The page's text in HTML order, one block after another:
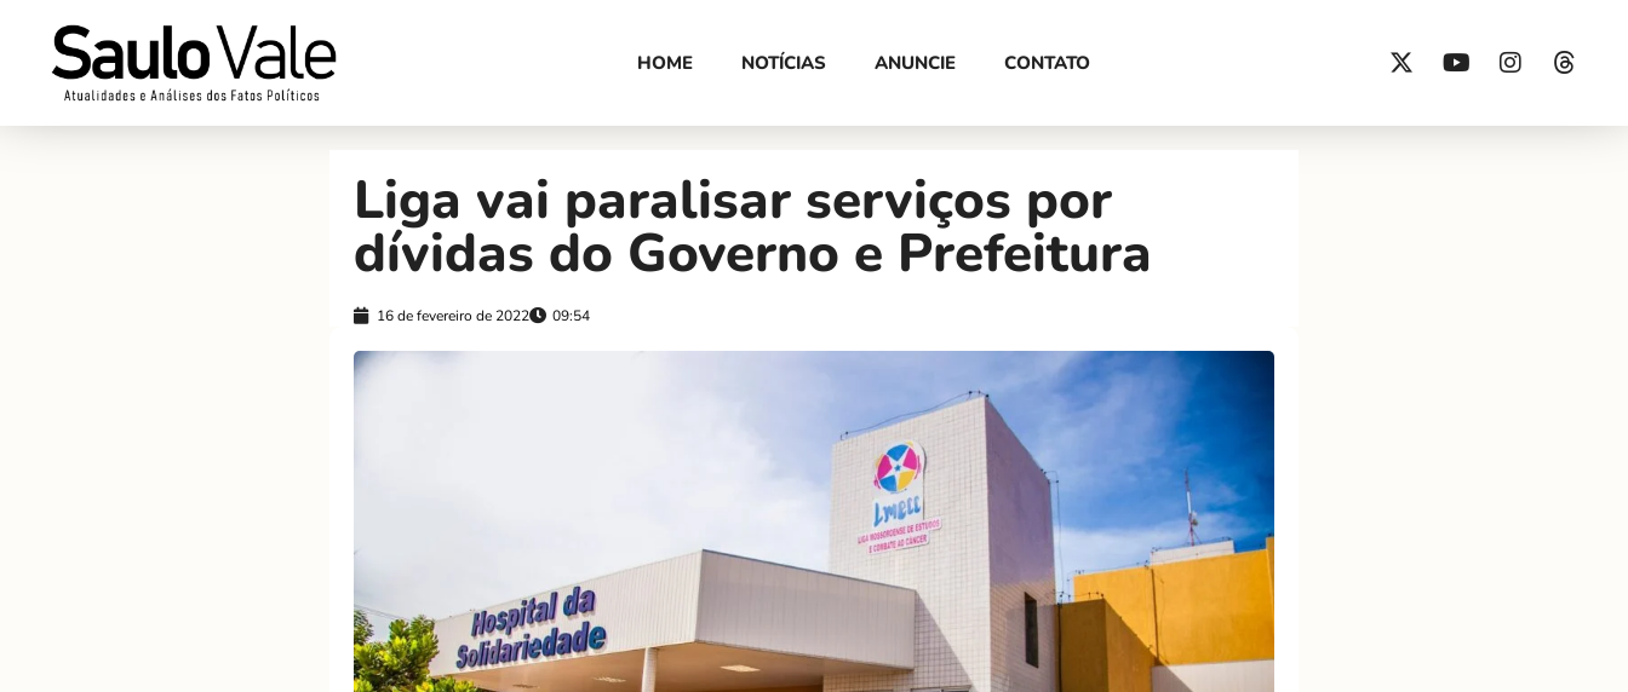
HOME NOTÍCIAS ANUNCIE CONTATO
Liga vai paralisar serviços por
dívidas do Governo e Prefeitura
16 de fevereiro de 2022 09:54